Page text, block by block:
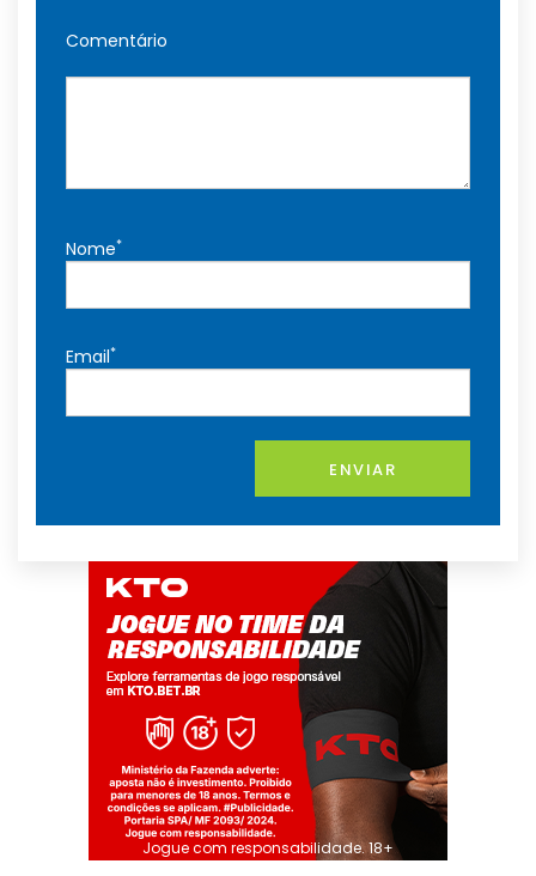
Comentário
Nome*
Email*
ENVIAR
Jogue com responsabilidade. 18+